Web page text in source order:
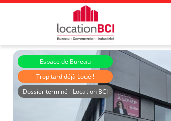
Espace de Bureau
Trop tard déjà Loué !
Dossier terminé - Location BCI
Immeubles Roussin